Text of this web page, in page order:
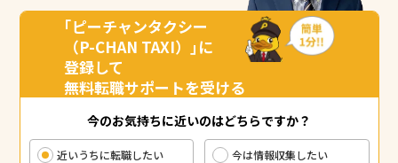
｢ピーチャンタクシー
（P-CHAN TAXI）｣に
登録して
無料転職サポートを受ける
今のお気持ちに近いのはどちらですか？
近いうちに転職したい 今は情報収集したい